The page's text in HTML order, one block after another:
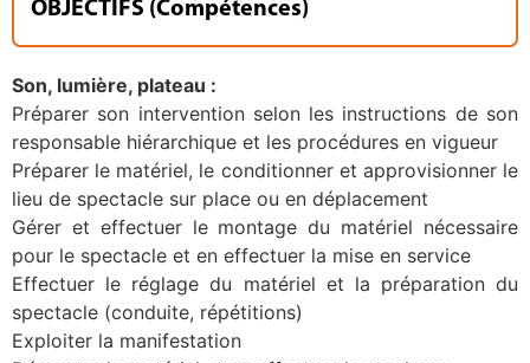
OBJECTIFS (Compétences)
Son, lumière, plateau :
Préparer son intervention selon les instructions de son
responsable hiérarchique et les procédures en vigueur
Préparer le matériel, le conditionner et approvisionner le
lieu de spectacle sur place ou en déplacement
Gérer et effectuer le montage du matériel nécessaire
pour le spectacle et en effectuer la mise en service
Effectuer le réglage du matériel et la préparation du
spectacle (conduite, répétitions)
Exploiter la manifestation